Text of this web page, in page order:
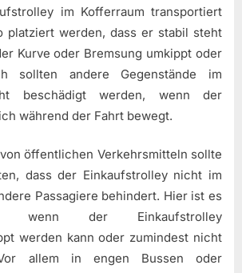
im Kofferraum transportiert
platziert werden, dass er stabil steht
Kurve oder Bremsung umkippt oder
sollten andere Gegenstände im
beschädigt werden, wenn der
während der Fahrt bewegt.
öffentlichen Verkehrsmitteln sollte
dass der Einkaufstrolley nicht im
Passagiere behindert. Hier ist es
wenn der Einkaufstrolley
werden kann oder zumindest nicht
allem in engen Bussen oder